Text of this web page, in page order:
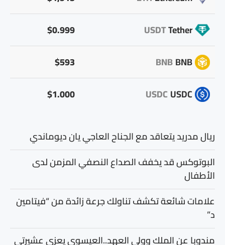
Tether
USDT
$0.999
BNB
BNB
$593
USDC
USDC
$1.000
ريال مدريد يتعاقد مع الجناح العاجي يان ديوماندي
البوتوكس قد يخفف الصداع النصفي المزمن لدى
الأطفال
علامات شائعة تكشف تناولك جرعة زائدة من “فيتامين
د”
مندوبا عن الملك وولي العهد..العيسوي يعزي عشيرتي